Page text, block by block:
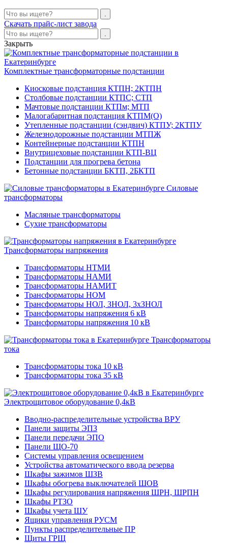
Скачать прайс-лист завода
Закрыть
Комплектные трансформаторные подстанции
Киосковые подстанция КТПН; 2КТПН
Столбовые подстанции КТПС; СТП
Мачтовые подстанции КТПм; МТП
Малогабаритная подстанция КТПМ(О)
Утепленные подстанции (сэндвич) КТПУ; 2КТПУ
Железнодорожные подстанции МТПЖ
Контейнерные подстанции КТПН
Внутрицеховые подстанции КТП-ВЦ
Подстанции для прогрева бетона
Бетонные подстанции БКТП, 2БКТП
Силовые
трансформаторы
Масляные трансформаторы
Сухие трансформаторы
Трансформаторы напряжения
Трансформаторы НТМИ
Трансформаторы НАМИ
Трансформаторы НАМИТ
Трансформаторы НОМ
Трансформаторы НОЛ, ЗНОЛ, 3хЗНОЛ
Трансформаторы напряжения 6 кВ
Трансформаторы напряжения 10 кВ
Трансформаторы
тока
Трансформаторы тока 10 кВ
Трансформаторы тока 35 кВ
Электрощитовое оборудование 0,4кВ
Вводно-распределительные устройства ВРУ
Панели защиты ЭПЗ
Панели передачи ЭПО
Панели ЩО-70
Системы управления освещением
Устройства автоматического ввода резерва
Шкафы зажимов ШЗВ
Шкафы обогрева выключателей ШОВ
Шкафы регулирования напряжения ШРН, ШРПН
Шкафы РТЗО
Шкафы учета ШУ
Ящики управления РУСМ
Пункты распределительные ПР
Щиты ГРЩ